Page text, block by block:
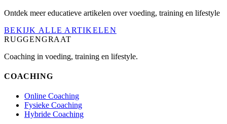
Ontdek meer educatieve artikelen over voeding, training en lifestyle
BEKIJK ALLE ARTIKELEN
RUGGENGRAAT
Coaching in voeding, training en lifestyle.
COACHING
Online Coaching
Fysieke Coaching
Hybride Coaching